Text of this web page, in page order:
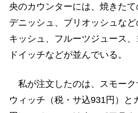
央のカウンターには、焼きた
デニッシュ、ブリオッシュなど
キッシュ、フルーツジュース
ドイッチなどが並んでいる。
私が注文したのは、スモーク
ウィッチ（税・サ込931円）と